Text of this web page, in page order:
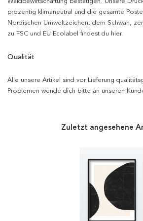
prozentig klimaneutral und die gesamte
Nordischen Umweltzeichen, dem Schwan,
zu FSC und EU Ecolabel findest du hier.
Qualität
Alle unsere Artikel sind vor Lieferung
Problemen wende dich bitte an unseren
Zuletzt angesehene